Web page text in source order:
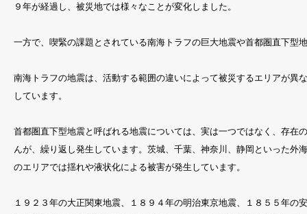
９年が経過し、被災地では様々なことが変化しました。
一方で、喫緊の課題とされている南海トラフの巨大地震や首都圏直下型
南海トラフの地震は、活動する範囲の違いによって被災するエリアが異
しています。
首都圏直下型地震と呼ばれる地震については、実は一つではなく、存在
んが、繰り返し発生しています。茨城、千葉、神奈川、静岡といった
のエリアでは揺れや液状化による被害が発生しています。
１９２３年の大正関東地震、１８９４年の明治東京地震、１８５５年